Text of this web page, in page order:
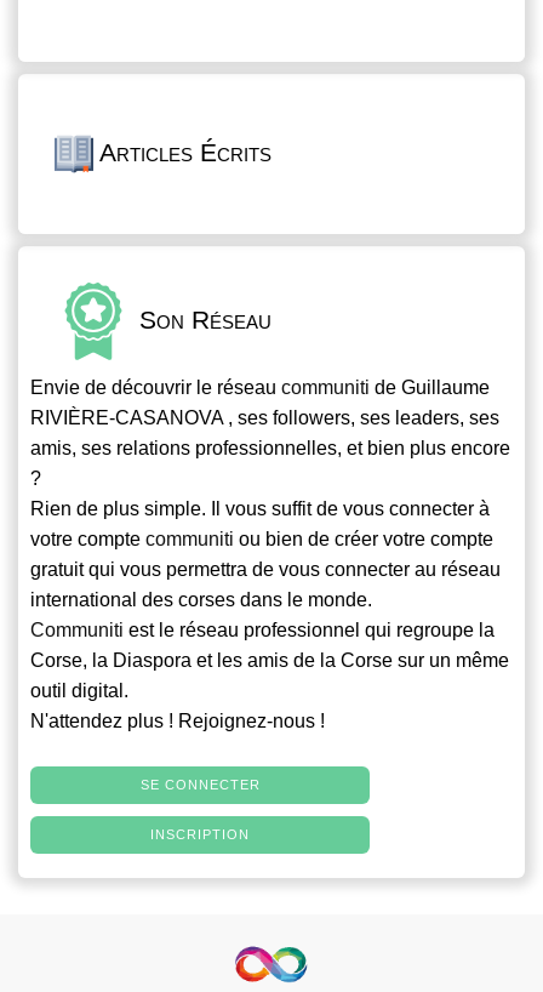
Articles Écrits
Son Réseau
Envie de découvrir le réseau communiti de Guillaume
RIVIÈRE-CASANOVA , ses followers, ses leaders, ses
amis, ses relations professionnelles, et bien plus encore
?
Rien de plus simple. Il vous suffit de vous connecter à
votre compte communiti ou bien de créer votre compte
gratuit qui vous permettra de vous connecter au réseau
international des corses dans le monde.
Communiti est le réseau professionnel qui regroupe la
Corse, la Diaspora et les amis de la Corse sur un même
outil digital.
N'attendez plus ! Rejoignez-nous !
SE CONNECTER
INSCRIPTION